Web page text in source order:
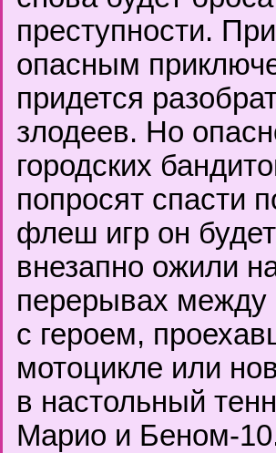
преступности.
опасным
придется
злодеев. Но
городских
попросят спасти
флеш игр он
внезапно ожили
перерывах между
с героем,
мотоцикле или
в настольный
Марио и Беном-